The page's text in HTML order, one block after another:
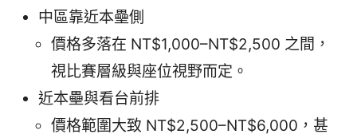
中區靠近本壘側
價格多落在 NT$1,000–NT$2,500 之間，
視比賽層級與座位視野而定。
近本壘與看台前排
價格範圍大致 NT$2,500–NT$6,000，甚